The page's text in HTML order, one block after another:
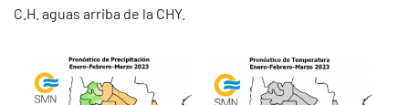
C.H. aguas arriba de la CHY.